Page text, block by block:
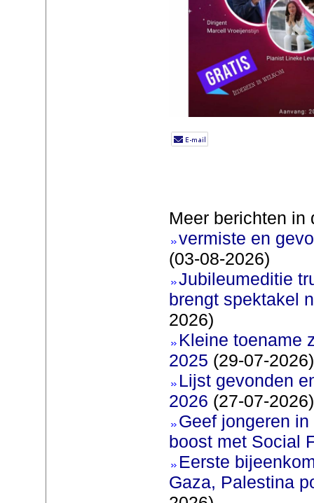
Meer berichten in
vermiste en
(03-08-2026)
Jubileumeditie
brengt spektakel
2026)
Kleine toename
2025 (29-07-2026)
Lijst gevonden
2026 (27-07-2026)
Geef jongeren
boost met Social
Eerste
Gaza, Palestina